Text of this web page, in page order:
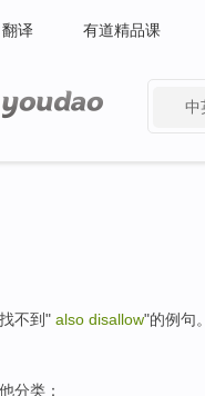
翻译 有道精品课
中
不到" also disallow"的例句。
分类：